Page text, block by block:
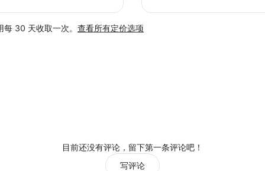
30 天收取一次。 查看所有定价选项
目前还没有评论，留下第一条评论吧！
写评论